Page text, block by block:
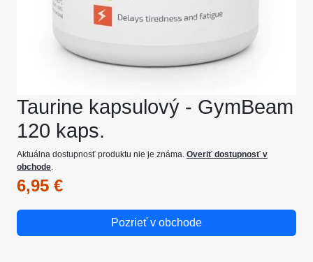
Taurine kapsulový - GymBeam
120 kaps.
Aktuálna dostupnosť produktu nie je známa. Overiť dostupnosť v
obchode.
6,95 €
Pozrieť v obchode